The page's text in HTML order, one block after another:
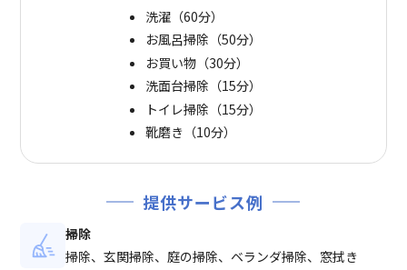
洗濯（60分）
お風呂掃除（50分）
お買い物（30分）
洗面台掃除（15分）
トイレ掃除（15分）
靴磨き（10分）
提供サービス例
掃除
掃除、⽞関掃除、庭の掃除、ベランダ掃除、窓拭き